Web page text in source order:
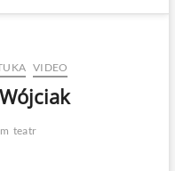
e
VIDEO
teatr